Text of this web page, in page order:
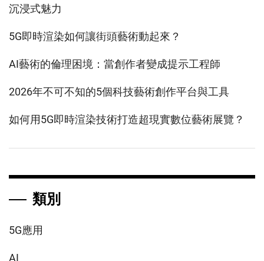
沉浸式魅力
5G即時渲染如何讓街頭藝術動起來？
AI藝術的倫理困境：當創作者變成提示工程師
2026年不可不知的5個科技藝術創作平台與工具
如何用5G即時渲染技術打造超現實數位藝術展覽？
類別
5G應用
AI